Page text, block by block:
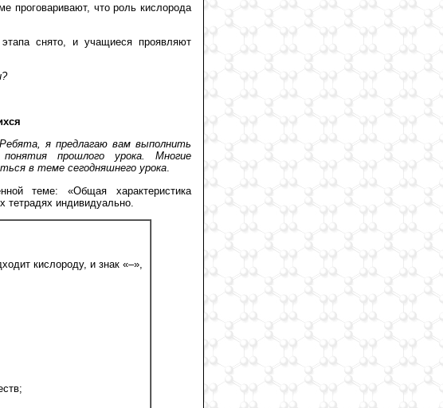
проговаривают, что роль кислорода
снято, и учащиеся проявляют
Ребята, я предлагаю вам выполнить
прошлого урока. Многие
в теме сегодняшнего урока.
теме: «Общая характеристика
тетрадях индивидуально.
кислороду, и знак «–»,